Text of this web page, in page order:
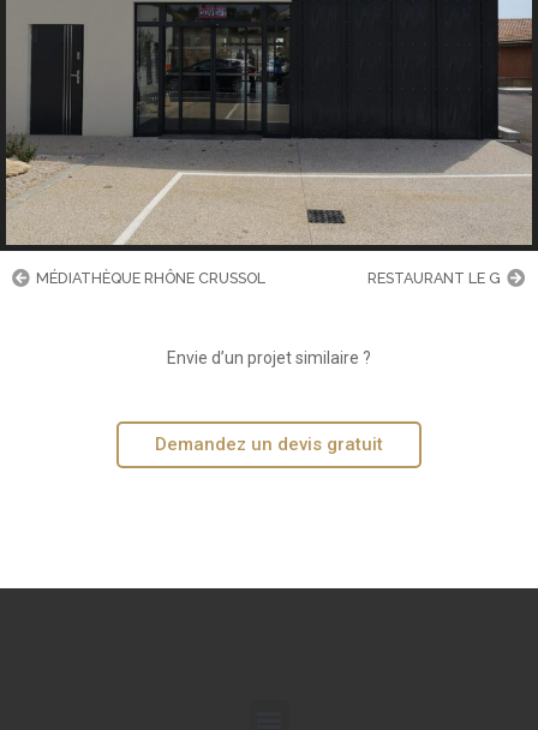
MÉDIATHÈQUE RHÔNE CRUSSOL RESTAURANT LE G
Envie d’un projet similaire ?
Demandez un devis gratuit